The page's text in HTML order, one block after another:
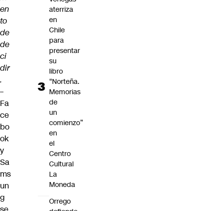
en
to
de
de
ci
dir
.
–
Fa
ce
bo
ok
y
Sa
ms
un
g
aterriza
en
Chile
para
presentar
su
libro
“Norteña.
Memorias
de
un
comienzo”
en
el
Centro
Cultural
La
Moneda
Orrego